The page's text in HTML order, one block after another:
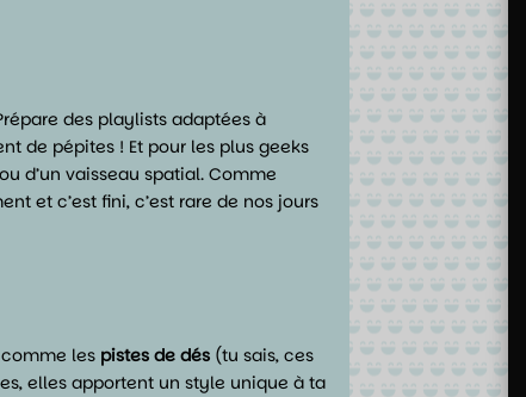
des playlists adaptées à
de pépites ! Et pour les plus geeks
d’un vaisseau spatial. Comme
et c’est fini, c’est rare de nos jours
les pistes de dés(tu sais, ces
elles apportent un style unique à ta